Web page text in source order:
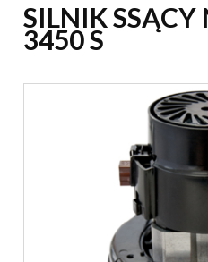
SILNIK
3450 S